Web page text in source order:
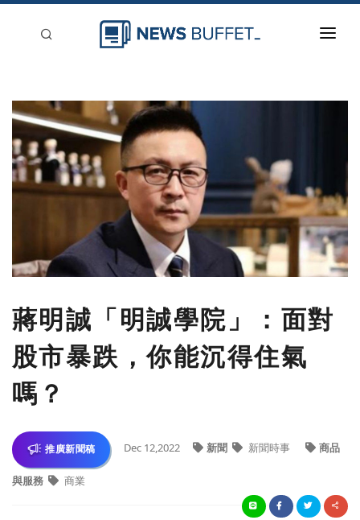
新聞稿分類
登入
刊登
蔣明誠「明誠學院」：面對
股市暴跌，你能沉得住氣
嗎？
推廣新聞稿 Dec 12,2022 新聞 新聞時事 商品
與服務 商業